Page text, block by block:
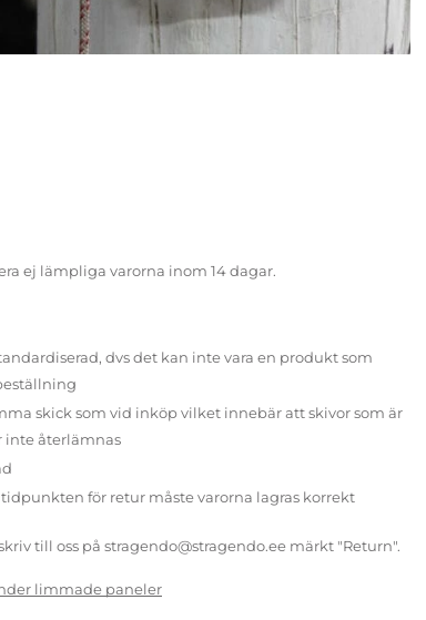
ej lämpliga varorna inom 14 dagar.
dvs det kan inte vara en produkt som
skick som vid inköp vilket innebär att skivor som är
inte återlämnas
för retur måste varorna lagras korrekt
till oss på stragendo@stragendo.ee märkt "Return".
limmade paneler